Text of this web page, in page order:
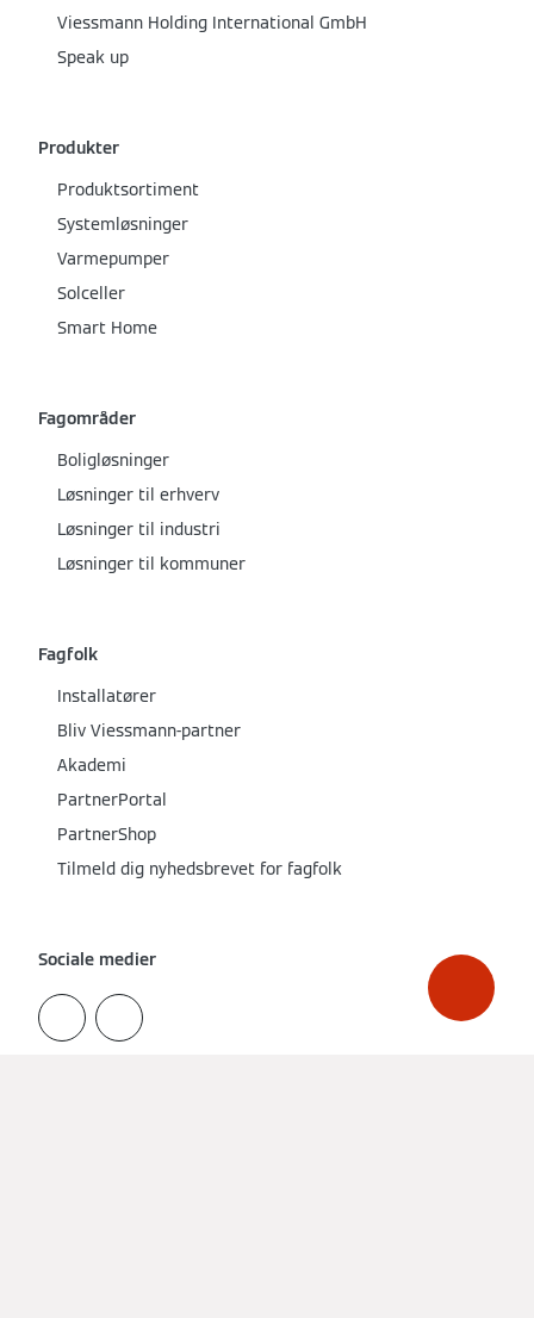
Viessmann Holding International GmbH
Speak up
Produkter
Produktsortiment
Systemløsninger
Varmepumper
Solceller
Smart Home
Fagområder
Boligløsninger
Løsninger til erhverv
Løsninger til industri
Løsninger til kommuner
Fagfolk
Installatører
Bliv Viessmann-partner
Akademi
PartnerPortal
PartnerShop
Tilmeld dig nyhedsbrevet for fagfolk
Sociale medier